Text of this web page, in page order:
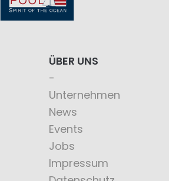
ÜBER UNS
Unternehmen
News
Events
Jobs
Impressum